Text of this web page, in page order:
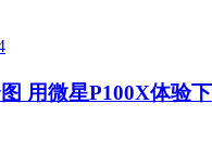
用微星P100X体验